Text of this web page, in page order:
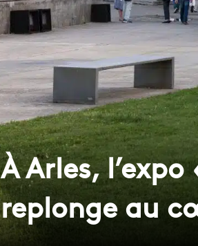
À Arles,
replonge au